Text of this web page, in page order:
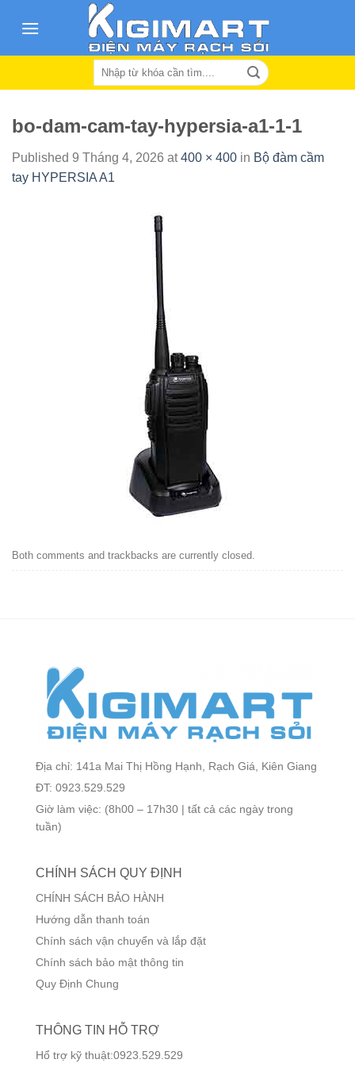
Search
bo-dam-cam-tay-hypersia-a1-1-1
Published 9 Tháng 4, 2026 at400 × 400 in Bộ đàm cầm
tay HYPERSIA A1
Both comments and trackbacks are currently closed.
Địa chỉ: 141a Mai Thị Hồng Hạnh, Rạch Giá, Kiên Giang
ĐT: 0923.529.529
Giờ làm việc: (8h00 – 17h30 | tất cả các ngày trong
tuần)
CHÍNH SÁCH QUY ĐỊNH
CHÍNH SÁCH BẢO HÀNH
Hướng dẫn thanh toán
Chính sách vận chuyển và lắp đặt
Chính sách bảo mật thông tin
Quy Định Chung
THÔNG TIN HỖ TRỢ
Hổ trợ kỹ thuật:0923.529.529